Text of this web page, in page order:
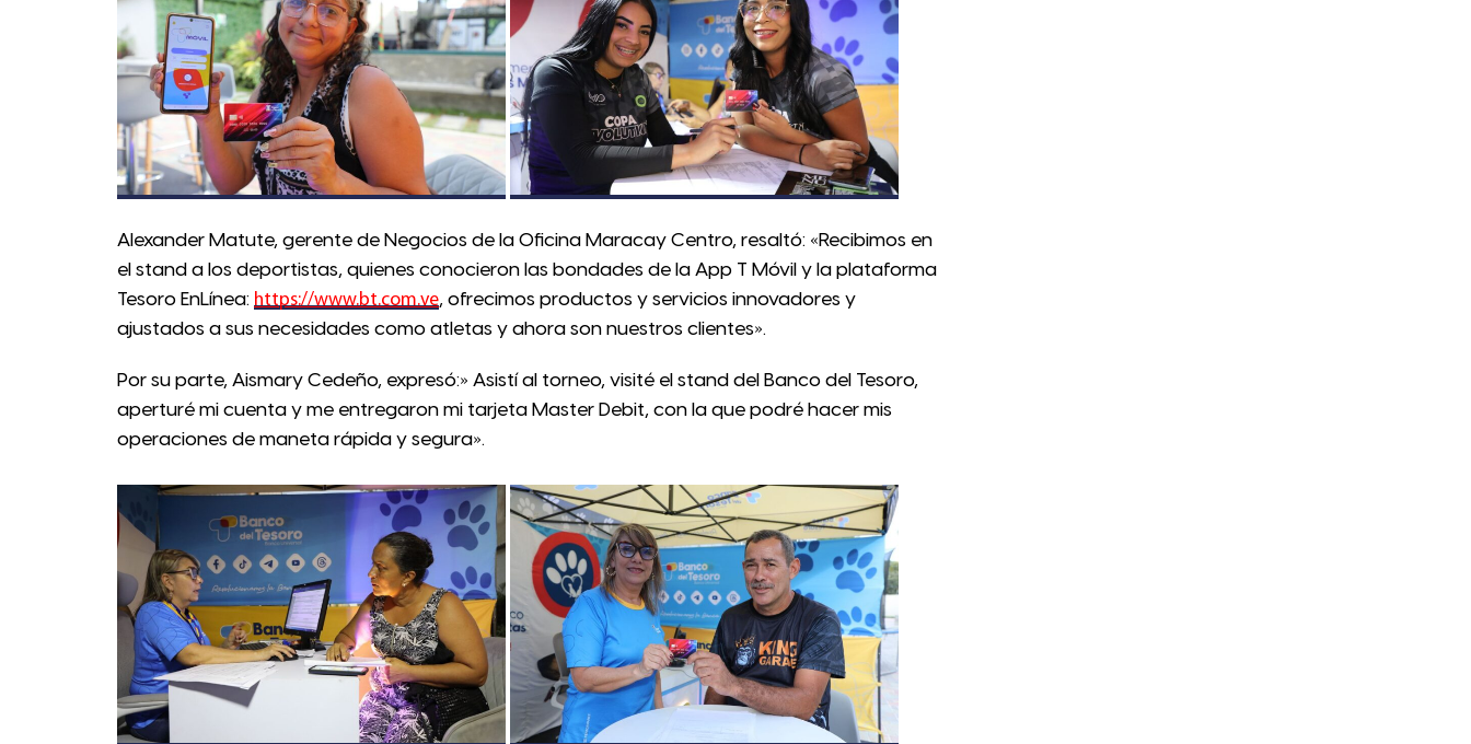
Alexander Matute, gerente de Negocios de la Oficina Maracay Centro, resaltó: «Recibimos en
el stand a los deportistas, quienes conocieron las bondades de la App T Móvil y la plataforma
Tesoro EnLínea: https://www.bt.com.ve, ofrecimos productos y servicios innovadores y
ajustados a sus necesidades como atletas y ahora son nuestros clientes».
Por su parte, Aismary Cedeño, expresó:» Asistí al torneo, visité el stand del Banco del Tesoro,
aperturé mi cuenta y me entregaron mi tarjeta Master Debit, con la que podré hacer mis
operaciones de maneta rápida y segura».